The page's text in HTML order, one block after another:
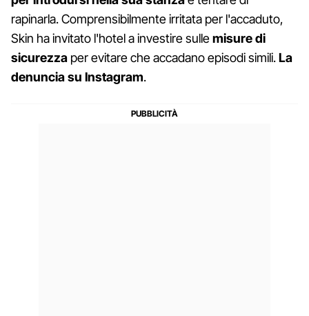
rapinarla. Comprensibilmente irritata per l'accaduto,
Skin ha invitato l'hotel a investire sullemisure di
sicurezza per evitare che accadano episodi simili.La
denuncia su Instagram.